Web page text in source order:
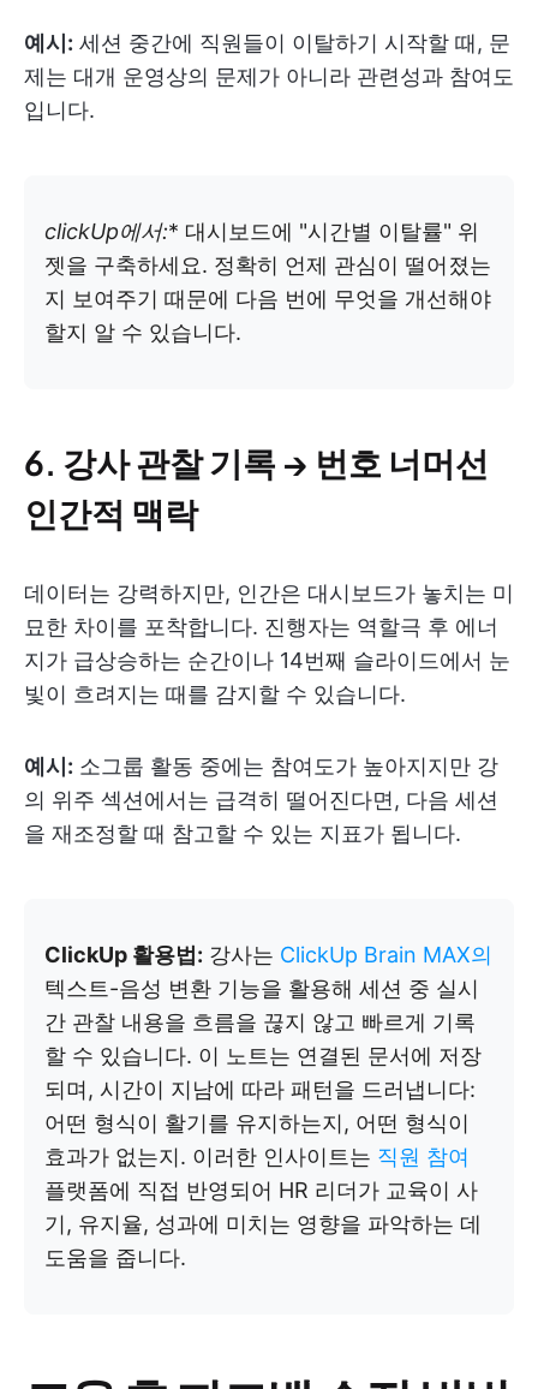
예시: 세션 중간에 직원들이 이탈하기 시작할 때, 문
제는 대개 운영상의 문제가 아니라 관련성과 참여도
입니다.
clickUp에서:* 대시보드에 "시간별 이탈률" 위
젯을 구축하세요. 정확히 언제 관심이 떨어졌는
지 보여주기 때문에 다음 번에 무엇을 개선해야
할지 알 수 있습니다.
6. 강사 관찰 기록 → 번호 너머선
인간적 맥락
데이터는 강력하지만, 인간은 대시보드가 놓치는 미
묘한 차이를 포착합니다. 진행자는 역할극 후 에너
지가 급상승하는 순간이나 14번째 슬라이드에서 눈
빛이 흐려지는 때를 감지할 수 있습니다.
예시: 소그룹 활동 중에는 참여도가 높아지지만 강
의 위주 섹션에서는 급격히 떨어진다면, 다음 세션
을 재조정할 때 참고할 수 있는 지표가 됩니다.
ClickUp 활용법: 강사는 ClickUp Brain MAX의
텍스트-음성 변환 기능을 활용해 세션 중 실시
간 관찰 내용을 흐름을 끊지 않고 빠르게 기록
할 수 있습니다. 이 노트는 연결된 문서에 저장
되며, 시간이 지남에 따라 패턴을 드러냅니다:
어떤 형식이 활기를 유지하는지, 어떤 형식이
효과가 없는지. 이러한 인사이트는 직원 참여
플랫폼에 직접 반영되어 HR 리더가 교육이 사
기, 유지율, 성과에 미치는 영향을 파악하는 데
도움을 줍니다.